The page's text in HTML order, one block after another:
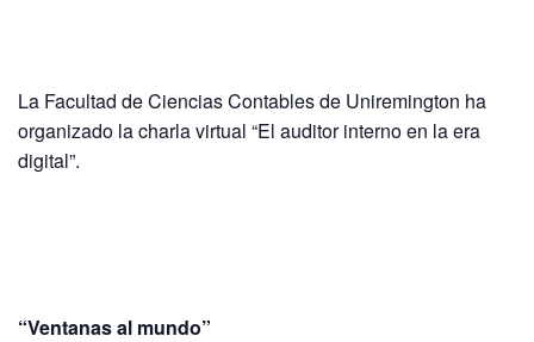
La Facultad de Ciencias Contables de Uniremington ha
organizado la charla virtual “El auditor interno en la era
digital”.
“Ventanas al mundo”